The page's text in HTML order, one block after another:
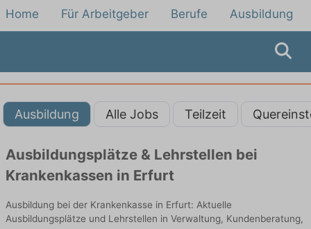
Home Für Arbeitgeber Berufe Ausbildung
Ausbildung Alle Jobs Teilzeit
Ausbildungsplätze & Lehrstellen bei
Krankenkassen in Erfurt
Ausbildung bei der Krankenkasse in Erfurt: Aktuelle
Ausbildungsplätze und Lehrstellen in Verwaltung, Kundenberatung,